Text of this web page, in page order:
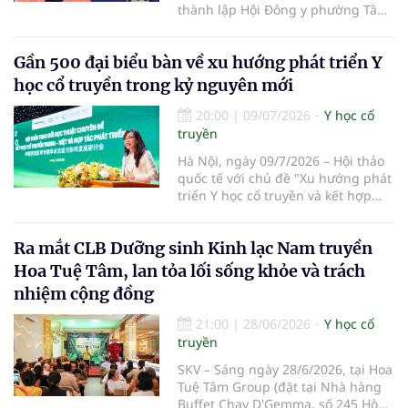
thành lập Hội Đông y phường Tân
kiện toàn tổ chức Hội Đông y tại cơ
sở, góp phần phát huy vai trò y học
cổ truyền trong chăm sóc sức khỏe
nhân dân.
Gần 500 đại biểu bàn về xu hướng phát triển Y
học cổ truyền trong kỷ nguyên mới
20:00 | 09/07/2026
Y học cổ
truyền
Hà Nội, ngày 09/7/2026 – Hội thảo
quốc tế với chủ đề "Xu hướng phát
triển Y học cổ truyền và kết hợp
– Dược Phenikaa. Sự kiện do Đại
học Phenikaa tổ chức, quy tụ gần
500 đại biểu là đại diện các cơ
viện cùng đông đảo chuyên gia,
nhà khoa học, bác sĩ và giảng viên
hàng đầu trong nước và quốc tế.
Ra mắt CLB Dưỡng sinh Kinh lạc Nam truyền
Hoa Tuệ Tâm, lan tỏa lối sống khỏe và trách
nhiệm cộng đồng
21:00 | 28/06/2026
Y học cổ
truyền
SKV – Sáng ngày 28/6/2026, tại Hoa
Tuệ Tâm Group (đặt tại Nhà hàng
Buffet Chay D'Gemma, số 245 Hòa